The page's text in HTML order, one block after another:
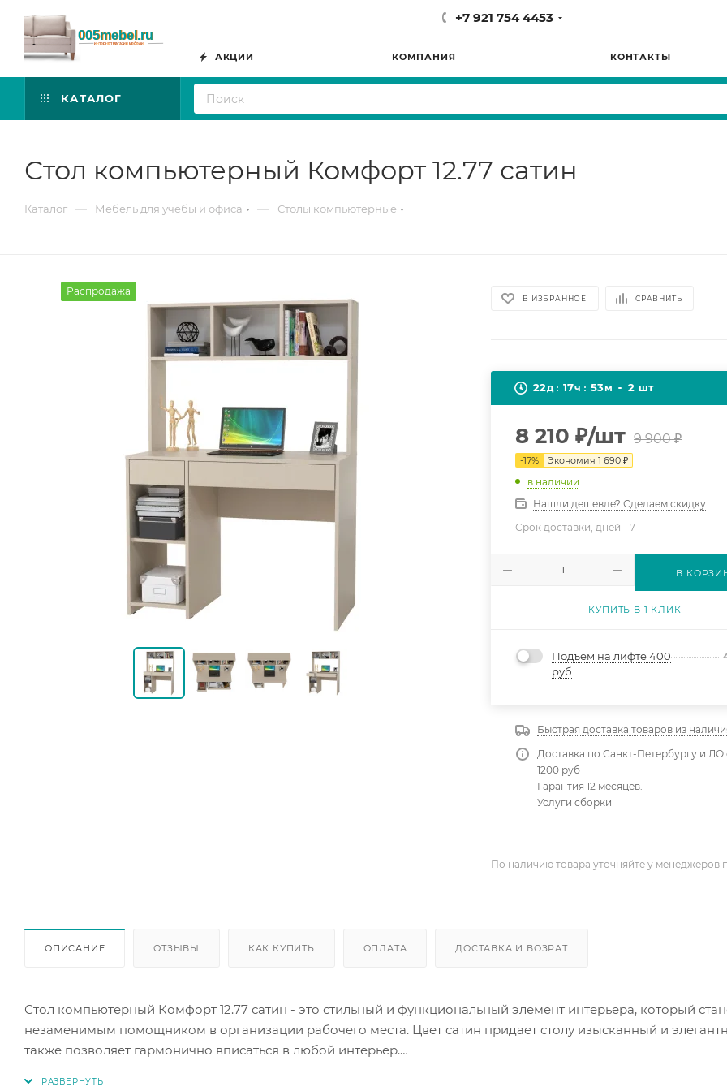
+7 921 754 4453
АКЦИИ КОМПАНИЯ КОНТАКТЫ
КАТАЛОГ
Стол компьютерный Комфорт 12.77 сатин
Каталог — Мебель для учебы и офиса — Столы компьютерные
Распродажа
В ИЗБРАННОЕ СРАВНИТЬ
22д 17ч 53м 2 шт
8 210 ₽/шт 9 900₽
-17% Экономия1 690 ₽
в наличии
Нашли дешевле? Сделаем скидку
Срок доставки, дней -7
В
КУПИТЬ В 1 КЛИК
Подъем на лифте 400
руб
Быстрая доставка товаров из
Доставка по Санкт-Петербургу и ЛО
1200 руб
Гарантия 12 месяцев.
Услуги сборки
По наличию товара уточняйте у менеджеров
ОПИСАНИЕ ОТЗЫВЫ КАК КУПИТЬ ОПЛАТА ДОСТАВКА И ВОЗРАТ
Стол компьютерный Комфорт 12.77 сатин - это стильный и функциональный элемент интерьера, который
незаменимым помощником в организации рабочего места. Цвет сатин придает столу изысканный и
также позволяет гармонично вписаться в любой интерьер.